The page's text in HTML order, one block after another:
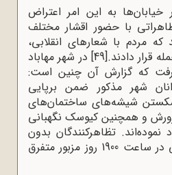
به این امر اعتراض
دی‌ماه، تظاهراتی با حضور اقشار مختلف
که مردم با شعارهای انقلابی،
قرار دادند.[49]
در شهر مهاباد
که گزارش آن چنین است:
از جوانان شهر مذکور ضمن برپایی
شیشه‌های ساختمان‌های
و همچنین کیوسک نگهبانی
نموده‌اند. تظاهرکنندگان بدون
دخالت مأمورین انتظامی در ساعت 1900 روز مزبور متفرق